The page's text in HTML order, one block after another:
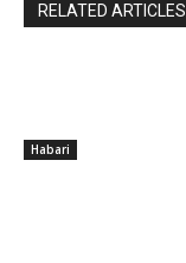
RELATED ARTICLES
Habari